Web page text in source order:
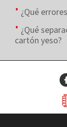
¿Qué
¿Qué
cartón yeso?